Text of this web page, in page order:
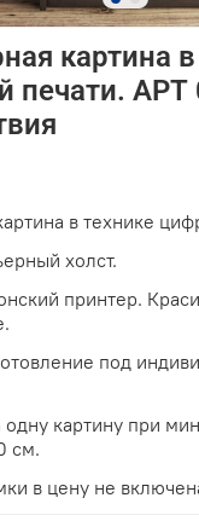
картина
печати. АРТ
в технике
холст.
принтер.
под
одну картину при
см.
в цену не